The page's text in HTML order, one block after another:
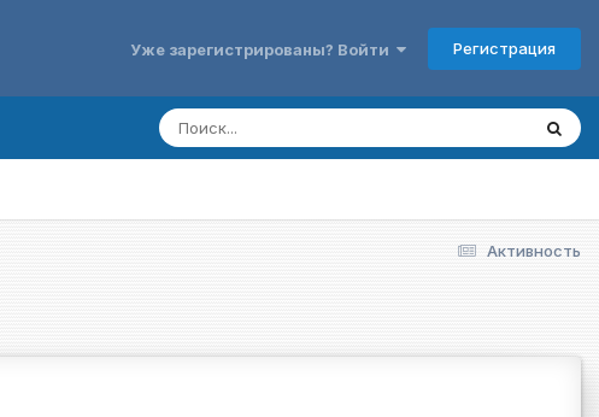
Уже зарегистрированы? Войти Регистрация
Активность